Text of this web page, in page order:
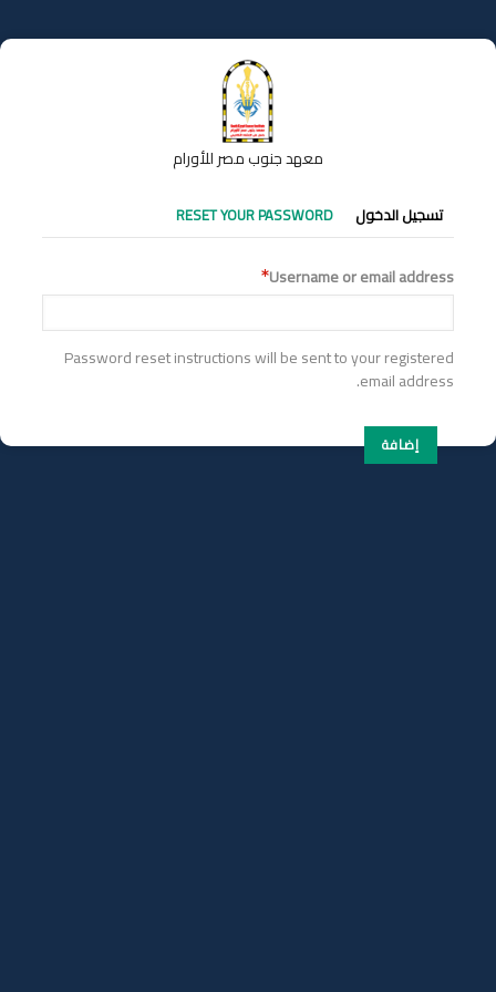
إلى
المحتوى
معهد جنوب مصر للأورام
التبويبات
الأساسية
تسجيل الدخول RESET YOUR PASSWORD
Username or email address
Password reset instructions will be sent to your registered
email address.